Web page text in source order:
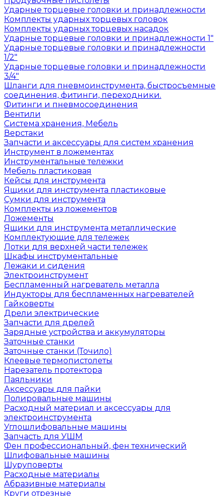
Ударные торцевые головки и принадлежности
Комплекты ударных торцевых головок
Комплекты ударных торцевых насадок
Ударные торцевые головки и принадлежности 1"
Ударные торцевые головки и принадлежности
1/2"
Ударные торцевые головки и принадлежности
3/4"
Шланги для пневмоинструмента, быстросъемные
соединения, фитинги, переходники.
Фитинги и пневмосоединения
Вентили
Система хранения, Мебель
Верстаки
Запчасти и аксессуары для систем хранения
Инструмент в ложементах
Инструментальные тележки
Мебель пластиковая
Кейсы для инструмента
Ящики для инструмента пластиковые
Сумки для инструмента
Комплекты из ложементов
Ложементы
Ящики для инструмента металлические
Комплектующие для тележек
Лотки для верхней части тележек
Шкафы инструментальные
Лежаки и сидения
Электроинструмент
Беспламенный нагреватель металла
Индукторы для беспламенных нагревателей
Гайковерты
Дрели электрические
Запчасти для дрелей
Зарядные устройства и аккумуляторы
Заточные станки
Заточные станки (Точило)
Клеевые термопистолеты
Нарезатель протектора
Паяльники
Аксессуары для пайки
Полировальные машины
Расходный материал и аксессуары для
электроинструмента
Углошлифовальные машины
Запчасть для УШМ
Фен профессиональный, фен технический
Шлифовальные машины
Шуруповерты
Расходные материалы
Абразивные материалы
Круги отрезные